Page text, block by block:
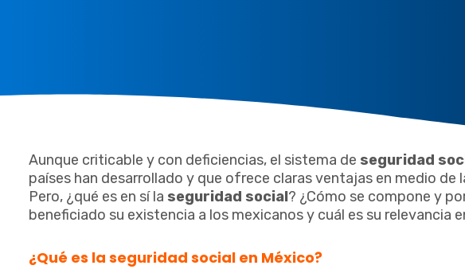
Aunque criticable y con deficiencias, el sistema de seguridad
países han desarrollado y que ofrece claras ventajas en medio de
Pero, ¿qué es en sí la seguridad social? ¿Cómo se compone y
beneficiado su existencia a los mexicanos y cuál es su relevancia
¿Qué es la seguridad social en México?